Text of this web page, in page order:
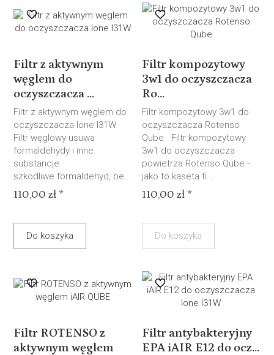
Filtr z aktywnym
węglem do
oczyszczacza ...
Filtr z aktywnym węglem do
oczyszczacza Ione I31W
Filtr węglowy usuwa
formaldehydy i inne
substancje
szkodliwe formaldehyd, be...
110,00 zł *
Do koszyka
Filtr kompozytowy
3w1 do oczyszczacza
Ro...
Filtr kompozytowy 3w1 do
oczyszczacza Rotenso
Qube Filtr kompozytowy
3w1 do oczyszczacza
powietrza Rotenso Qube -
jako to kaseta fi...
110,00 zł *
Do koszyka
Filtr ROTENSO z
aktywnym węglem
Filtr antybakteryjny
EPA iAIR E12 do ocz...